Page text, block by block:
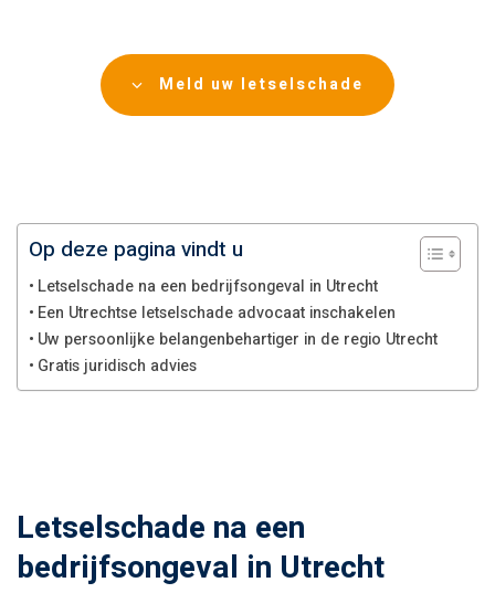
Meld uw letselschade
Op deze pagina vindt u
Letselschade na een bedrijfsongeval in Utrecht
Een Utrechtse letselschade advocaat inschakelen
Uw persoonlijke belangenbehartiger in de regio Utrecht
Gratis juridisch advies
Letselschade na een
bedrijfsongeval in Utrecht